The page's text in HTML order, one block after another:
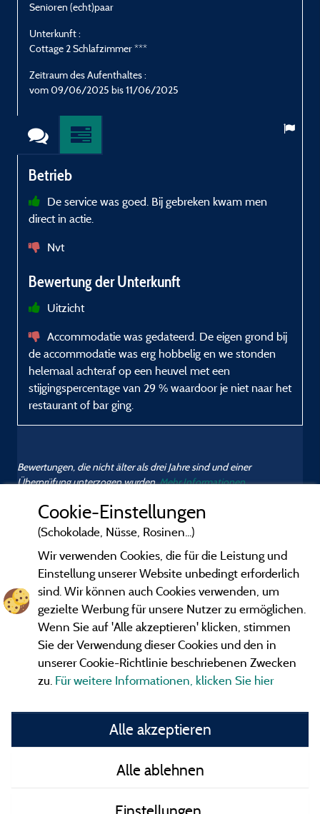
Senioren (echt)paar
Unterkunft :
Cottage 2 Schlafzimmer ***
Zeitraum des Aufenthaltes :
vom 09/06/2025 bis 11/06/2025
Betrieb
De service was goed. Bij gebreken kwam men
direct in actie.
Nvt
Bewertung der Unterkunft
Uitzicht
Accommodatie was gedateerd. De eigen grond bij
de accommodatie was erg hobbelig en we stonden
helemaal achteraf op een heuvel met een
stijgingspercentage van 29 % waardoor je niet naar het
restaurant of bar ging.
Bewertungen, die nicht älter als drei Jahre sind und einer
Überprüfung unterzogen wurden.Mehr Informationen
Gesetzliche Bedingungen
Herausgeberinformationen und Adressen
Kontakt
AGB
Cookie-Einstellungen
(Schokolade, Nüsse, Rosinen...)
Wir verwenden Cookies, die für die Leistung und
Einstellung unserer Website unbedingt erforderlich
sind. Wir können auch Cookies verwenden, um
gezielte Werbung für unsere Nutzer zu ermöglichen.
Wenn Sie auf 'Alle akzeptieren' klicken, stimmen
Sie der Verwendung dieser Cookies und den in
unserer Cookie-Richtlinie beschriebenen Zwecken
zu. Für weitere Informationen, klicken Sie hier
Alle akzeptieren
Alle ablehnen